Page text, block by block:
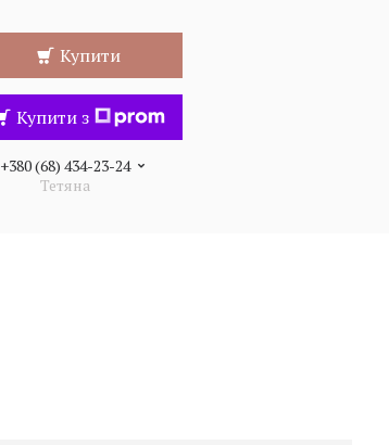
Купити
Купити з
+380 (68) 434-23-24
Тетяна